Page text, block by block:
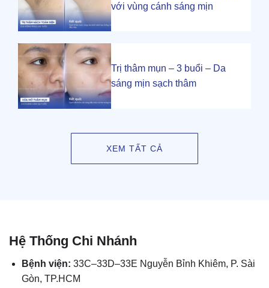
với vùng cánh sáng mịn
Trị thâm mụn – 3 buổi – Da
sáng mịn sạch thâm
XEM TẤT CẢ
Hệ Thống Chi Nhánh
Bệnh viện: 33C–33D–33E Nguyễn Bỉnh Khiêm, P. Sài
Gòn, TP.HCM